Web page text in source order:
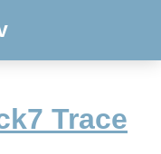
Trace